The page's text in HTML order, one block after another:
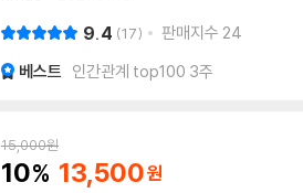
9.4 17 판매지수 24
베스트 인간관계 top100 3주
15,000원
10 13,500